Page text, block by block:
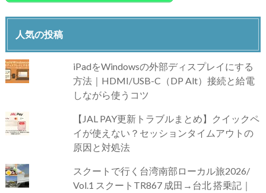
人気の投稿
iPadをWindowsの外部ディスプレイにする
方法｜HDMI/USB-C（DP Alt）接続と給電
しながら使うコツ
【JAL PAY更新トラブルまとめ】クイックペ
イが使えない？セッションタイムアウトの
原因と対処法
スクートで行く台湾南部ローカル旅2026/
Vol.1 スクートTR867 成田→台北 搭乗記｜